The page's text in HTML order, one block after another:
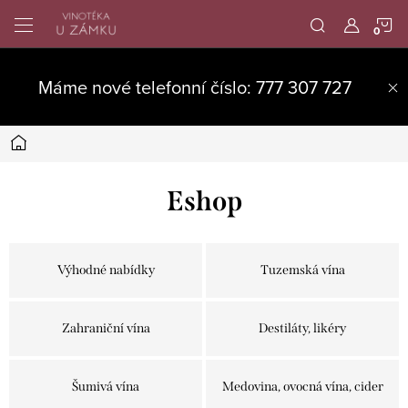
obsah
Máme nové telefonní číslo: 777 307 727
Domů
Eshop
Výhodné nabídky Tuzemská vína
Zahraniční vína Destiláty, likéry
Šumivá vína Medovina, ovocná vína, cider